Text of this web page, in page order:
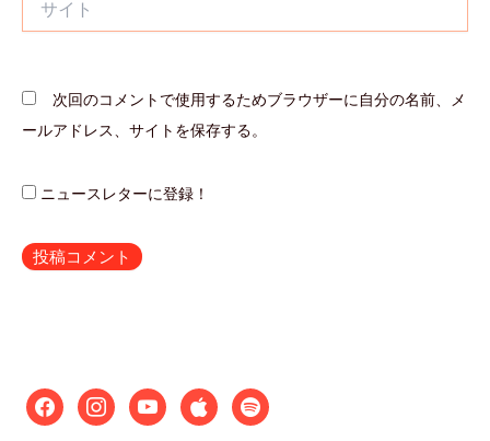
次回のコメントで使用するためブラウザーに自分の名前、メ
ールアドレス、サイトを保存する。
ニュースレターに登録！